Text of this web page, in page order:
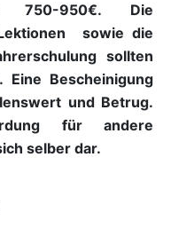
750-950€. Die
sowie die
sollten
Eine Bescheinigung
und Betrug.
für andere
selber dar.